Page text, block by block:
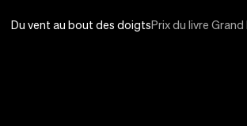
Du vent au bout des doigtsPrix du livre